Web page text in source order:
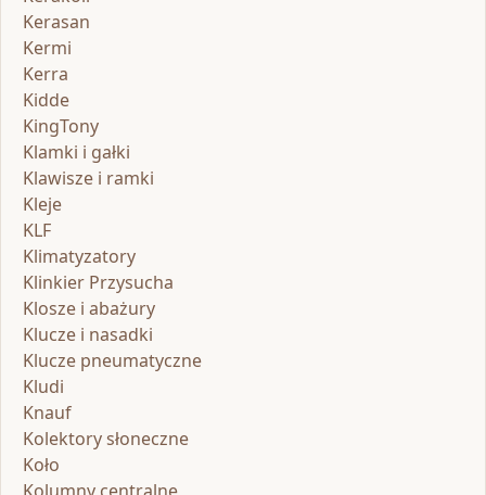
Kerasan
Kermi
Kerra
Kidde
KingTony
Klamki i gałki
Klawisze i ramki
Kleje
KLF
Klimatyzatory
Klinkier Przysucha
Klosze i abażury
Klucze i nasadki
Klucze pneumatyczne
Kludi
Knauf
Kolektory słoneczne
Koło